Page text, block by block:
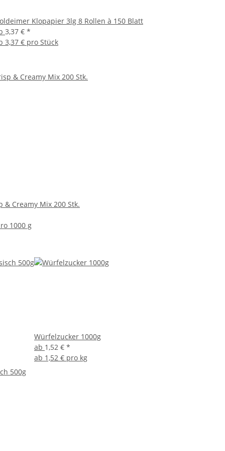
Klopapier 3lg 8 Rollen à 150 Blatt
3,37 € *
3,37 € pro Stück
& Creamy Mix 200 Stk.
1000 g
500g
Würfelzucker 1000g
ab 1,52 € *
ab 1,52 € pro kg